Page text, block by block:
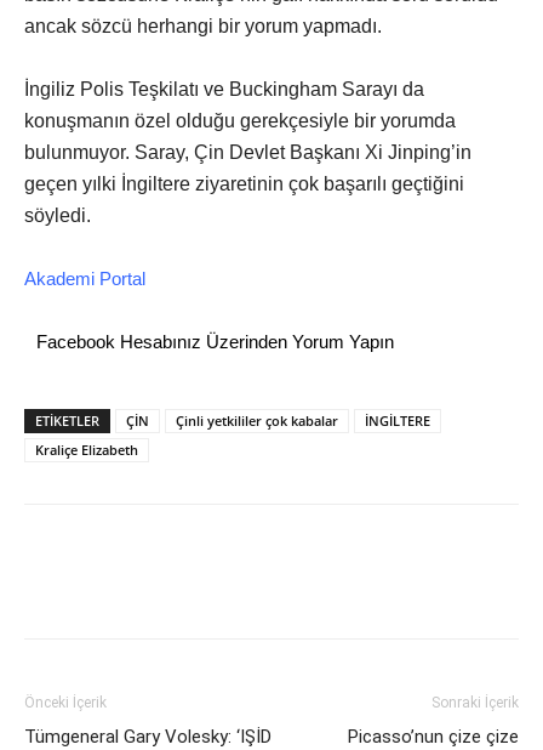
ancak sözcü herhangi bir yorum yapmadı.
İngiliz Polis Teşkilatı ve Buckingham Sarayı da
konuşmanın özel olduğu gerekçesiyle bir yorumda
bulunmuyor. Saray, Çin Devlet Başkanı Xi Jinping’in
geçen yılki İngiltere ziyaretinin çok başarılı geçtiğini
söyledi.
Akademi Portal
Facebook Hesabınız Üzerinden Yorum Yapın
ETİKETLER ÇİN Çinli yetkililer çok kabalar
İNGİLTERE
Kraliçe Elizabeth
Önceki İçerik
Tümgeneral Gary Volesky: ‘IŞİD
Sonraki İçerik
Picasso’nun çize çize